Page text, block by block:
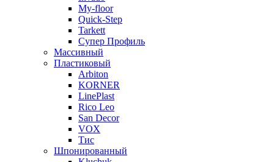
My-floor
Quick-Step
Tarkett
Супер Профиль
Массивный
Пластиковый
Arbiton
KORNER
LinePlast
Rico Leo
San Decor
VOX
Тис
Шпонированный